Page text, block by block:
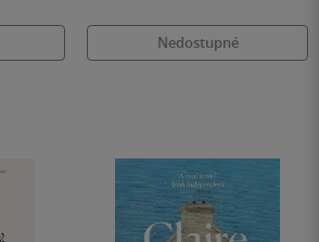
Nedostupné